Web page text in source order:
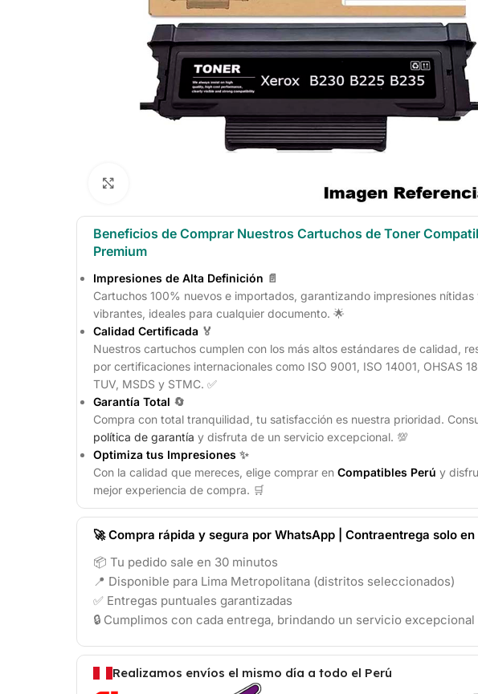
Beneficios de Comprar Nuestros Cartuchos de Toner
Premium
Impresiones de Alta Definición 📄
Cartuchos 100% nuevos e importados, garantizando impresiones nítidas
vibrantes, ideales para cualquier documento. 🌟
Calidad Certificada 🏅
Nuestros cartuchos cumplen con los más altos estándares de calidad,
por certificaciones internacionales como ISO 9001, ISO 14001, OHSAS
TUV, MSDS y STMC. ✅
Garantía Total 🔄
Compra con total tranquilidad, tu satisfacción es nuestra prioridad.
política de garantía y disfruta de un servicio excepcional. 💯
Optimiza tus Impresiones ✨
Con la calidad que mereces, elige comprar en Compatibles Perú y
mejor experiencia de compra. 🛒
🚀 Compra rápida y segura por WhatsApp | Contraentrega solo en
📦 Tu pedido sale en 30 minutos
📍 Disponible para Lima Metropolitana (distritos seleccionados)
✅ Entregas puntuales garantizadas
🔒 Cumplimos con cada entrega, brindando un servicio
Realizamos envíos el mismo día a todo el Perú